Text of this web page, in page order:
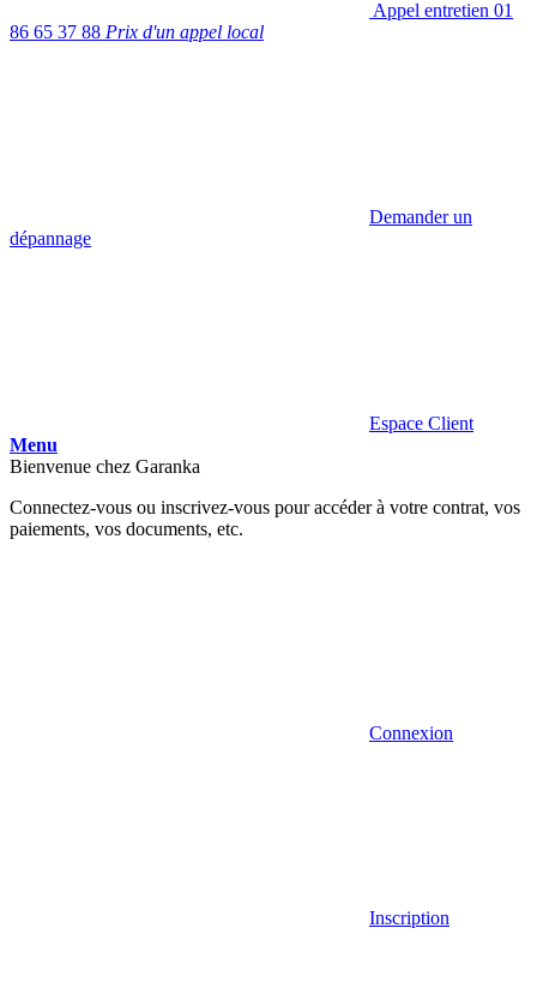
Appel entretien 01
86 65 37 88 Prix d'un appel local
Demander un
dépannage
Espace Client
Menu
Bienvenue chez Garanka
Connectez-vous ou inscrivez-vous pour accéder à votre contrat, vos
paiements, vos documents, etc.
Connexion
Inscription